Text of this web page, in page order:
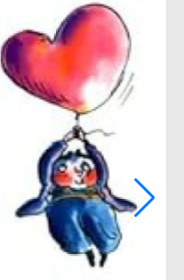
Poils à gratter